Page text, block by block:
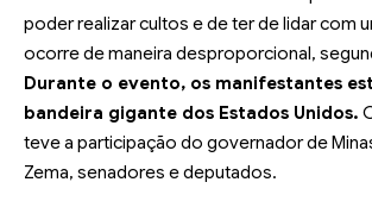
poder realizar cultos e de ter de lidar com
ocorre de maneira desproporcional,
Durante o evento, os manifestantes
bandeira gigante dos Estados Unidos.
teve a participação do governador de
Zema, senadores e deputados.